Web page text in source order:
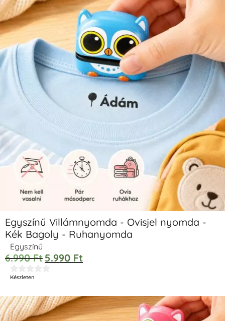
Egyszínű Villámnyomda - Ovisjel nyomda -
Kék Bagoly - Ruhanyomda
Egyszínű
6.990Ft 5.990 Ft
Készleten